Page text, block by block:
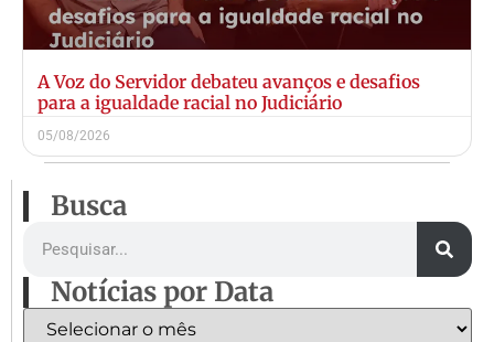
A Voz do Servidor debateu avanços e desafios
para a igualdade racial no Judiciário
05/08/2026
Busca
Notícias por Data